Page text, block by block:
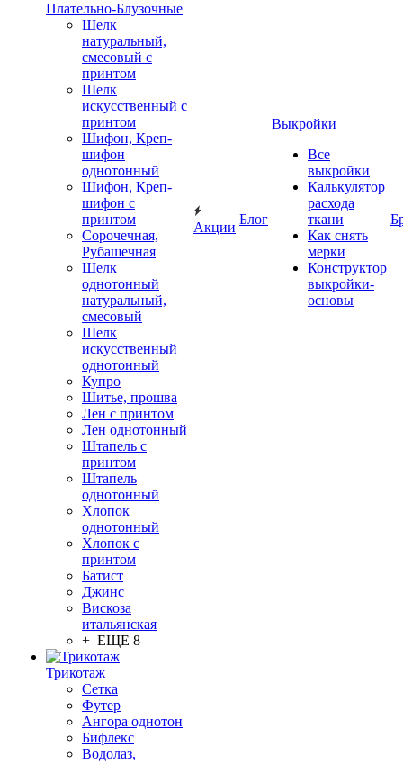
Плательно-Блузочные
Шелк
натуральный,
смесовый с
принтом
Шелк
искусственный с
принтом
Шифон, Креп-
шифон
однотонный
Шифон, Креп-
шифон с
принтом
Сорочечная,
Рубашечная
Шелк
однотонный
натуральный,
смесовый
Шелк
искусственный
однотонный
Купро
Шитье, прошва
Лен с принтом
Лен однотонный
Штапель с
принтом
Штапель
однотонный
Хлопок
однотонный
Хлопок с
принтом
Батист
Джинс
Вискоза
итальянская
+ ЕЩЕ 8
Трикотаж
Сетка
Футер
Ангора однотон
Бифлекс
Водолаз,
Акции
Блог
Выкройки
Все
выкройки
Калькулятор
расхода
ткани
Как снять
мерки
Конструктор
выкройки-
основы